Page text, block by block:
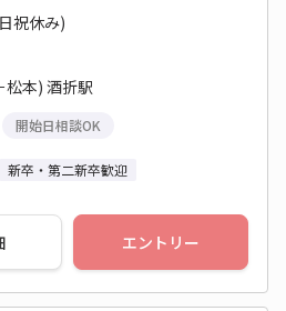
祝休み)
松本) 酒折駅
開始日相談OK
新卒・第二新卒歓迎
エントリー